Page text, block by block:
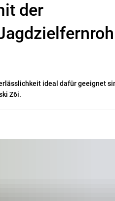
der
ideal dafür geeignet
Z6i.